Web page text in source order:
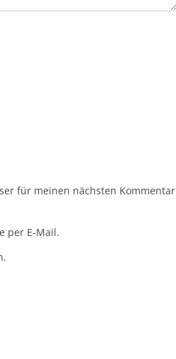
für meinen nächsten Kommentar
per E-Mail.